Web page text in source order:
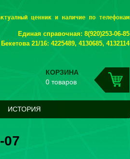
КОРЗИНА
0 товаров
ценник и наличие по телефонам
Единая справочная: 8(920)253-06-85
21/16: 4225489, 4130685, 4132114
ИСТОРИЯ